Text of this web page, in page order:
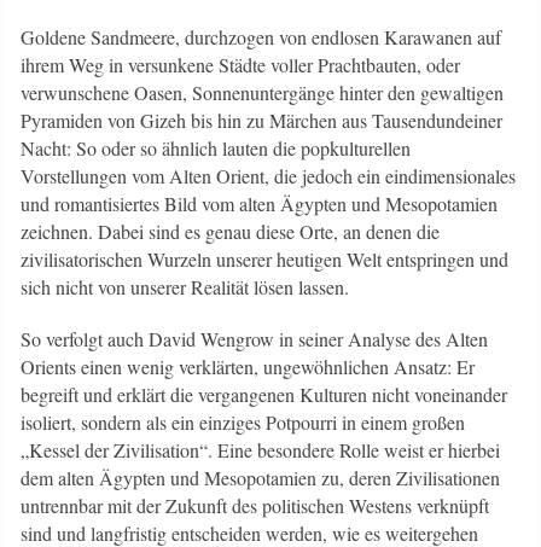
Goldene Sandmeere, durchzogen von endlosen Karawanen auf
ihrem Weg in versunkene Städte voller Prachtbauten, oder
verwunschene Oasen, Sonnenuntergänge hinter den gewaltigen
Pyramiden von Gizeh bis hin zu Märchen aus Tausendundeiner
Nacht: So oder so ähnlich lauten die popkulturellen
Vorstellungen vom Alten Orient, die jedoch ein eindimensionales
und romantisiertes Bild vom alten Ägypten und Mesopotamien
zeichnen. Dabei sind es genau diese Orte, an denen die
zivilisatorischen Wurzeln unserer heutigen Welt entspringen und
sich nicht von unserer Realität lösen lassen.
So verfolgt auch David Wengrow in seiner Analyse des Alten
Orients einen wenig verklärten, ungewöhnlichen Ansatz: Er
begreift und erklärt die vergangenen Kulturen nicht voneinander
isoliert, sondern als ein einziges Potpourri in einem großen
„Kessel der Zivilisation“. Eine besondere Rolle weist er hierbei
dem alten Ägypten und Mesopotamien zu, deren Zivilisationen
untrennbar mit der Zukunft des politischen Westens verknüpft
sind und langfristig entscheiden werden, wie es weitergehen